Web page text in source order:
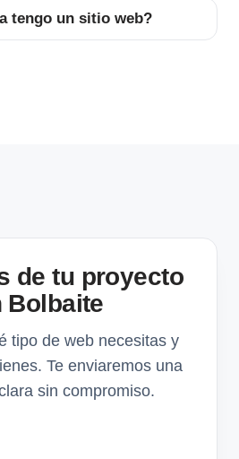
tengo un sitio web?
de tu proyecto
Bolbaite
tipo de web necesitas y
Te enviaremos una
sin compromiso.